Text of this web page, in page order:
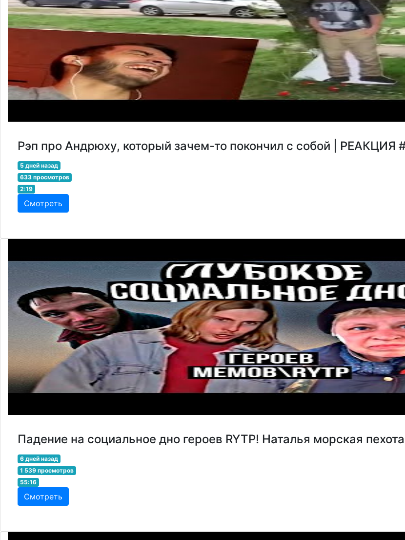
Рэп про Андрюху, который зачем-то покончил с собой |
5 дней назад
633 просмотров
2:19
Смотреть
Падение на социальное дно героев RYTP! Наталья морская
6 дней назад
1 539 просмотров
55:16
Смотреть